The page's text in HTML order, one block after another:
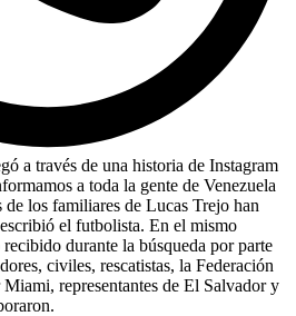
a través de una historia de Instagram
a toda la gente de Venezuela
los familiares de Lucas Trejo han
el futbolista. En el mismo
durante la búsqueda por parte
civiles, rescatistas, la Federación
representantes de El Salvador y